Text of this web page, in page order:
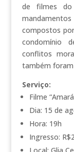
de filmes do
mandamentos
compostos
condomínio
conflitos
também
Serviço:
Filme
Dia: 15 de
Hora: 19h
Ingresso: